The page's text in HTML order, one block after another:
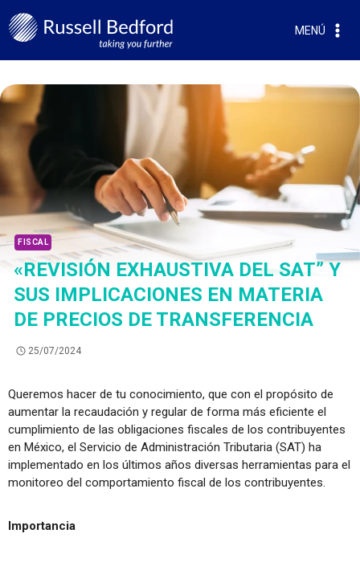
MENÚ
FISCAL
«REVISIÓN EXHAUSTIVA DEL SAT” Y
SUS IMPLICACIONES EN MATERIA
DE PRECIOS DE TRANSFERENCIA
25/07/2024
Queremos hacer de tu conocimiento, que con el propósito de
aumentar la recaudación y regular de forma más eficiente el
cumplimiento de las obligaciones fiscales de los contribuyentes
en México, el Servicio de Administración Tributaria (SAT) ha
implementado en los últimos años diversas herramientas para el
monitoreo del comportamiento fiscal de los contribuyentes.
Importancia